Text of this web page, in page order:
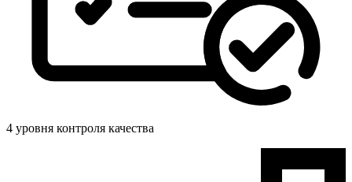
4 уровня контроля качества